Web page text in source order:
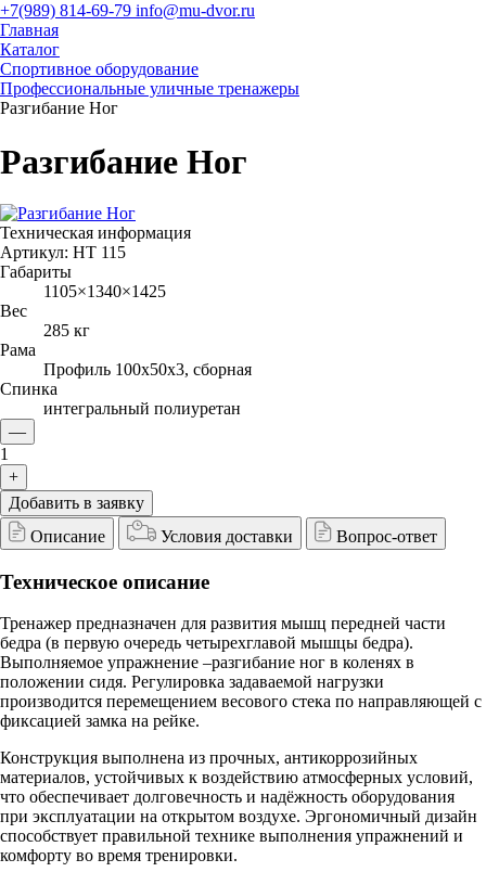
+7(989) 814-69-79 info@mu-dvor.ru
Главная
Каталог
Спортивное оборудование
Профессиональные уличные тренажеры
Разгибание Ног
Разгибание Ног
Техническая информация
Артикул: HT 115
Габариты
1105×1340×1425
Вес
285 кг
Рама
Профиль 100х50х3, сборная
Спинка
интегральный полиуретан
—
1
+
Добавить в заявку
Описание
Условия доставки Вопрос-ответ
Техническое описание
Тренажер предназначен для развития мышц передней части
бедра (в первую очередь четырехглавой мышцы бедра).
Выполняемое упражнение –разгибание ног в коленях в
положении сидя. Регулировка задаваемой нагрузки
производится перемещением весового стека по направляющей с
фиксацией замка на рейке.
Конструкция выполнена из прочных, антикоррозийных
материалов, устойчивых к воздействию атмосферных условий,
что обеспечивает долговечность и надёжность оборудования
при эксплуатации на открытом воздухе. Эргономичный дизайн
способствует правильной технике выполнения упражнений и
комфорту во время тренировки.